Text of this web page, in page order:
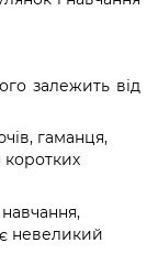
залежить від
гаманця,
коротких
невеликий